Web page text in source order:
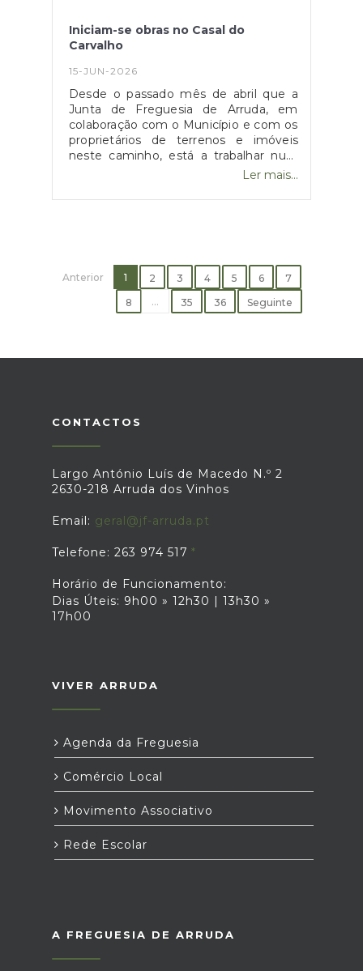
Iniciam-se obras no Casal do
Carvalho
15-JUN-2026
Desde o passado mês de abril que a
Junta de Freguesia de Arruda, em
colaboração com o Município e com os
proprietários de terrenos e imóveis
neste caminho, está a trabalhar num
projeto de recuperação do caminho,
vila.Este trabalho, de grande
do Lapão, a partir de finais de
setembro.Juntos fazemos Arruda
Ler mais...
Anterior 1 2 3 4 5 6
7
8
... 35 36 Seguinte
CONTACTOS
Largo António Luís de Macedo N.º 2
2630-218 Arruda dos Vinhos
Email: geral@jf-arruda.pt
Telefone: 263 974 517
Horário de Funcionamento:
Dias Úteis: 9h00 » 12h30 | 13h30 »
17h00
VIVER ARRUDA
Agenda da Freguesia
Comércio Local
Movimento Associativo
Rede Escolar
A FREGUESIA DE ARRUDA